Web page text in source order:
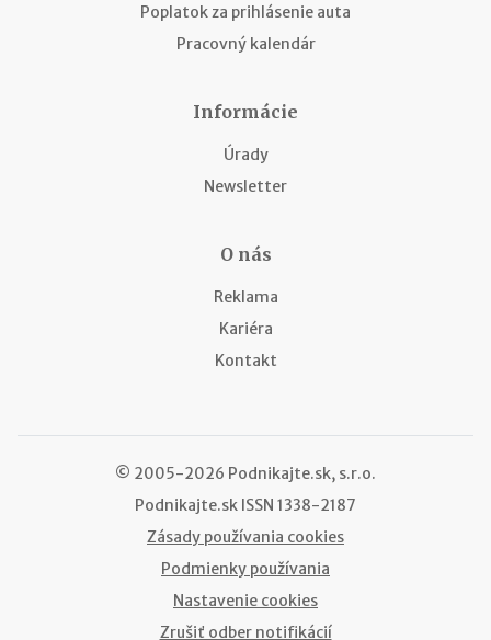
Poplatok za prihlásenie auta
Pracovný kalendár
Informácie
Úrady
Newsletter
O nás
Reklama
Kariéra
Kontakt
© 2005-2026 Podnikajte.sk, s.r.o.
Podnikajte.sk ISSN 1338-2187
Zásady používania cookies
Podmienky používania
Nastavenie cookies
Zrušiť odber notifikácií